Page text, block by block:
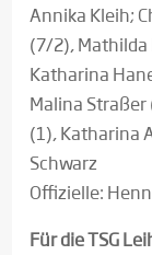
Annika Kleih;
(7/2),
Katharina
Malina
(1), Katharina
Schwarz
Offizielle:
Für die TSG